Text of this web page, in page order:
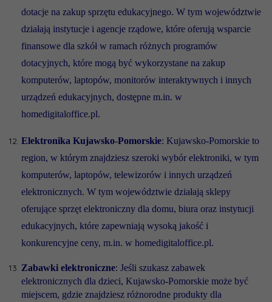
dotacje na zakup sprzętu edukacyjnego. W tym województwie
działają instytucje i agencje rządowe, które oferują wsparcie
finansowe dla szkół w ramach różnych programów
dotacyjnych, które mogą być wykorzystane na zakup
komputerów, laptopów, monitorów interaktywnych i innych
urządzeń edukacyjnych, dostępne m.in. w
homedigitaloffice.pl.
Elektronika Kujawsko-Pomorskie: Kujawsko-Pomorskie to
region, w którym znajdziesz szeroki wybór elektroniki, w tym
komputerów, laptopów, telewizorów i innych urządzeń
elektronicznych. W tym województwie działają sklepy
oferujące sprzęt elektroniczny dla domu, biura oraz instytucji
edukacyjnych, które zapewniają wysoką jakość i
konkurencyjne ceny, m.in. w homedigitaloffice.pl.
Zabawki elektroniczne: Jeśli szukasz zabawek
elektronicznych dla dzieci, Kujawsko-Pomorskie może być
miejscem, gdzie znajdziesz różnorodne produkty dla